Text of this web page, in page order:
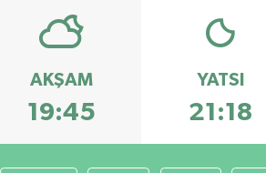
AKŞAM
19:45
YATSI
21:18